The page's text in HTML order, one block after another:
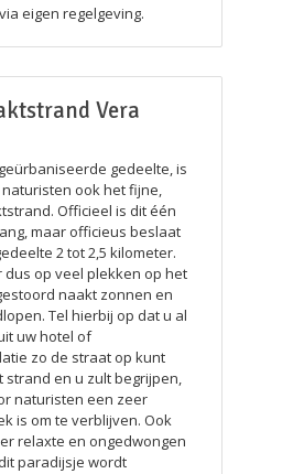
eigen regelgeving.
Vera
gedeelte, is
ook het fijne,
Officieel is dit één
maar officieus beslaat
2 tot 2,5 kilometer.
dus op veel plekken op het
naakt zonnen en
Tel hierbij op dat u al
uw hotel of
zo de straat op kunt
strand en u zult begrijpen,
naturisten een zeer
is om te verblijven. Ook
relaxte en ongedwongen
paradijsje wordt